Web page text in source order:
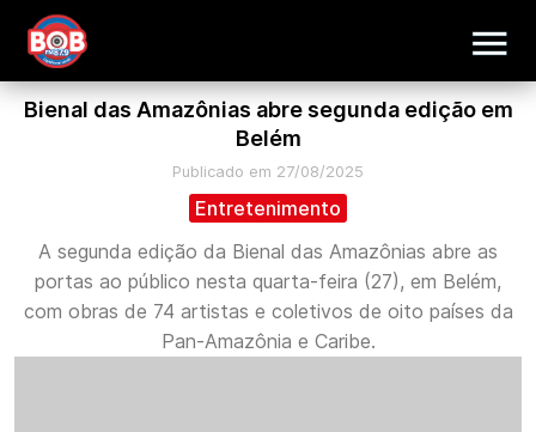
Bienal das Amazônias abre segunda edição em
Belém
Publicado em 27/08/2025
Entretenimento
A segunda edição da Bienal das Amazônias abre as
portas ao público nesta quarta-feira (27), em Belém,
com obras de 74 artistas e coletivos de oito países da
Pan-Amazônia e Caribe.